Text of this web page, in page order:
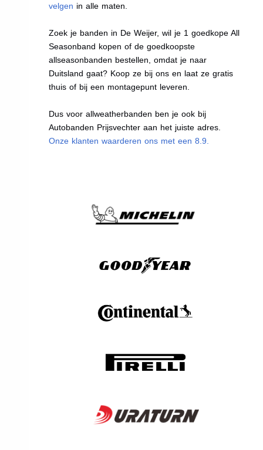
velgen in alle maten.
Zoek je banden in De Weijer, wil je 1 goedkope All
Seasonband kopen of de goedkoopste
allseasonbanden bestellen, omdat je naar
Duitsland gaat? Koop ze bij ons en laat ze gratis
thuis of bij een montagepunt leveren.
Dus voor allweatherbanden ben je ook bij
Autobanden Prijsvechter aan het juiste adres.
Onze klanten waarderen ons met een 8.9.